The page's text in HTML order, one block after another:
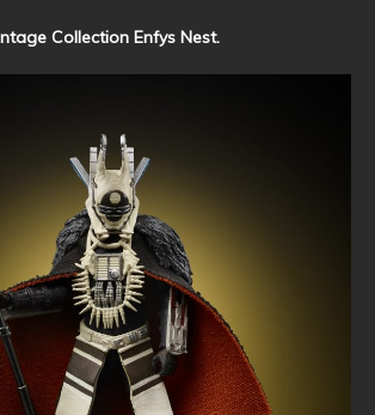
Collection Enfys Nest.